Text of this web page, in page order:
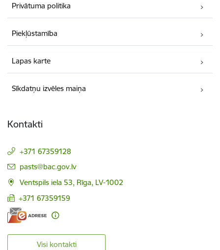
Privātuma politika
Piekļūstamība
Lapas karte
Sīkdatņu izvēles maiņa
Kontakti
+371 67359128
E-pasts:
pasts@bac.gov.lv
Ventspils iela 53, Rīga, LV-1002
+371 67359159
Visi kontakti